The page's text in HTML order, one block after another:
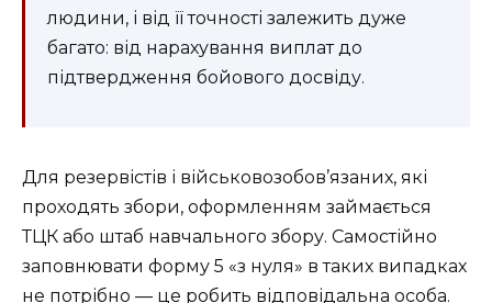
людини, і від її точності залежить дуже
багато: від нарахування виплат до
підтвердження бойового досвіду.
Для резервістів і військовозобов’язаних, які
проходять збори, оформленням займається
ТЦК або штаб навчального збору. Самостійно
заповнювати форму 5 «з нуля» в таких випадках
не потрібно — це робить відповідальна особа.